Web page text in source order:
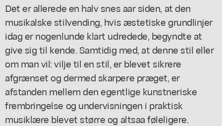
Det er allerede en halv snes aar siden, at den
musikalske stilvending, hvis æstetiske grundlinjer
idag er nogenlunde klart udredede, begyndte at
give sig til kende. Samtidig med, at denne stil eller
om man vil: vilje til en stil, er blevet sikrere
afgrænset og dermed skarpere præget, er
afstanden mellem den egentlige kunstneriske
frembringelse og undervisningen i praktisk
musiklære blevet større og altsaa føleligere.